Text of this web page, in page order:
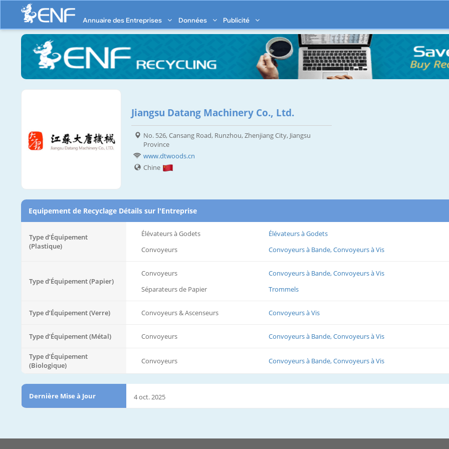
Annuaire des Entreprises Données Publicité
Jiangsu Datang Machinery Co., Ltd.
No. 526, Cansang Road, Runzhou, Zhenjiang City, Jiangsu
Province
www.dtwoods.cn
Chine
Equipement de Recyclage Détails sur l'Entreprise
Type d’Équipement
(Plastique)
Élévateurs à Godets
Élévateurs à Godets
Convoyeurs
Convoyeurs à Bande, Convoyeurs à Vis
Type d’Équipement (Papier)
Convoyeurs
Convoyeurs à Bande, Convoyeurs à Vis
Séparateurs de Papier
Trommels
Type d’Équipement (Verre) Convoyeurs & Ascenseurs Convoyeurs à Vis
Type d’Équipement (Métal) Convoyeurs Convoyeurs à Bande, Convoyeurs à Vis
Type d’Équipement
(Biologique)
Convoyeurs Convoyeurs à Bande, Convoyeurs à Vis
Dernière Mise à Jour 4 oct. 2025